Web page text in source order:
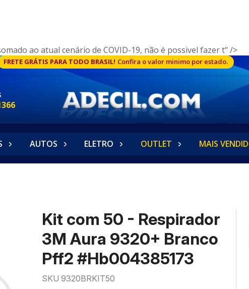
ao atual cenário de COVID-19, não é possivel fazer t" />
FRETE GRÁTIS PARA TODO BRASIL! Confira o valor minimo por estado.
AUTOS ELETRO OUTLET MAIS
Kit com 50 - Respirador
3M Aura 9320+ Branco
Pff2 #Hb004385173
SKU 9320BRKIT50